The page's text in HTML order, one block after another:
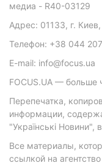
медиа - R40-03129
Адрес: 01133, г.
Телефон: +38 044
E-mail: info@focus.ua
FOCUS.UA — больше
Перепечатка,
информации,
"Українські
Все материалы,
ссылкой на